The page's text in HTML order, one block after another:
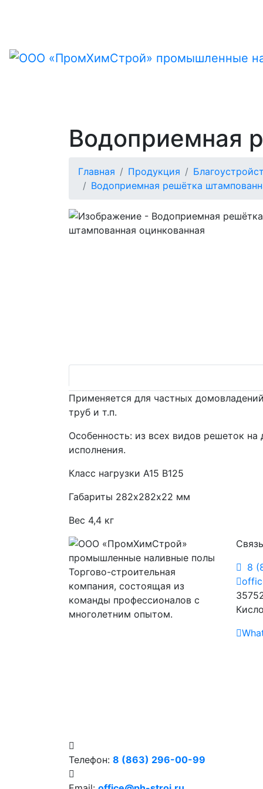
Водоприемная
Главная Продукция
Водоприемная решётка
Применяется для частных
труб и т.п.
Особенность: из всех видов решеток
исполнения.
Класс нагрузки А15 В125
Габариты 282х282х22 мм
Вес 4,4 кг
Торгово-строительная
компания, состоящая из
команды профессионалов с
многолетним опытом.
8
Телефон: 8 (863) 296-00-99